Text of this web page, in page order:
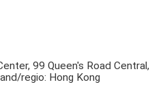
99 Queen's Road Central,
regio: Hong Kong